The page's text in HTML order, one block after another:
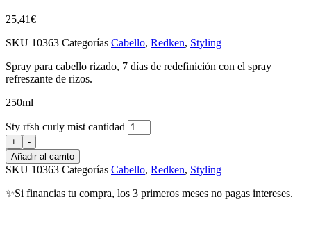
25,41€
SKU 10363 Categorías Cabello, Redken, Styling
Spray para cabello rizado, 7 días de redefinición con el spray
refreszante de rizos.
250ml
Sty rfsh curly mist cantidad
+
-
Añadir al carrito
SKU 10363 Categorías Cabello, Redken, Styling
✨Si financias tu compra, los 3 primeros meses no pagas intereses.